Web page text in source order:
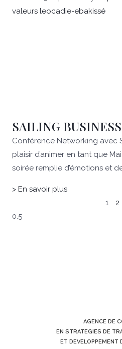
SAILING
Conférence Networking avec
plaisir d’animer en tant que
soirée remplie d’émotions et
> En savoir plus
1
2
AGENCE DE
EN STRATEGIES DE
ET DEVELOPPEMENT